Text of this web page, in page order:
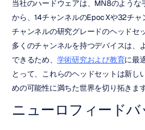
当社のハードウェアは、MN8のような
から、14チャンネルのEpoc Xや32チ
チャンネルの研究グレードのヘッドセ
多くのチャンネルを持つデバイスは、
できるため、 学術研究および教育に最
とって、これらのヘッドセットは新し
めの可能性に満ちた世界を切り拓きます
ニューロフィード